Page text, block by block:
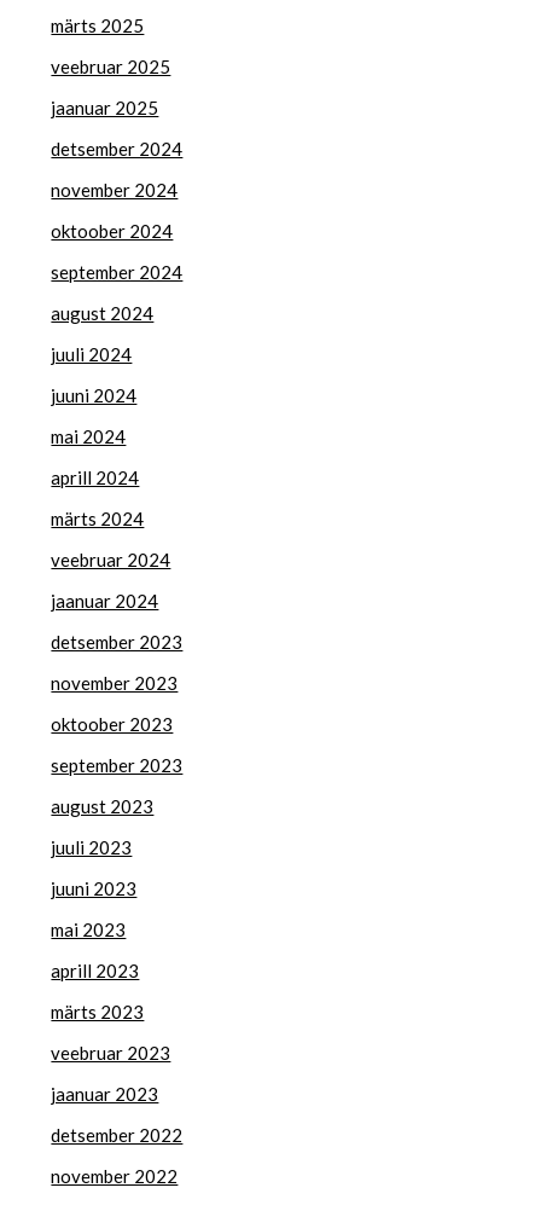
märts 2025
veebruar 2025
jaanuar 2025
detsember 2024
november 2024
oktoober 2024
september 2024
august 2024
juuli 2024
juuni 2024
mai 2024
aprill 2024
märts 2024
veebruar 2024
jaanuar 2024
detsember 2023
november 2023
oktoober 2023
september 2023
august 2023
juuli 2023
juuni 2023
mai 2023
aprill 2023
märts 2023
veebruar 2023
jaanuar 2023
detsember 2022
november 2022